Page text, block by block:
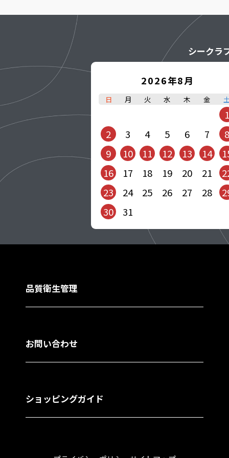
シークラ
2026年8月
日 月 火 水 木 金
1
2
3 4 5 6 7
8
9
10 11 12 13 14
16
17 18 19 20 21
23
24 25 26 27 28
30
31
品質衛生管理
お問い合わせ
ショッピングガイド